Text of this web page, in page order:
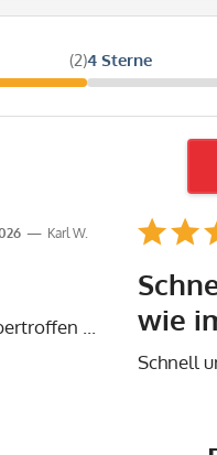
(2)4 Sterne
Karl W.
...
wie
Schnell